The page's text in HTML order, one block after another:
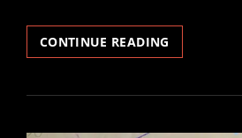
CONTINUE READING
FELA
THE
IN